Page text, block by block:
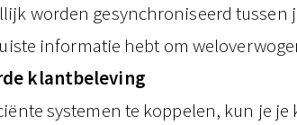
worden gesynchroniseerd tussen
informatie hebt om
klantbeleving
systemen te koppelen, kun je